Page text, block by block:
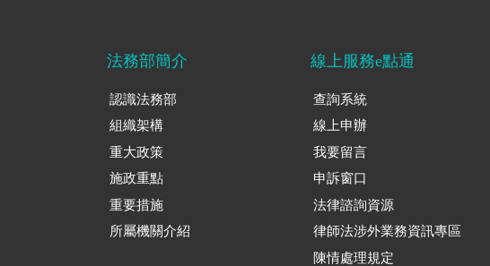
法務部簡介
認識法務部
組織架構
重大政策
施政重點
重要措施
所屬機關介紹
線上服務e點通
查詢系統
線上申辦
我要留言
申訴窗口
法律諮詢資源
律師法涉外業務資訊專區
陳情處理規定